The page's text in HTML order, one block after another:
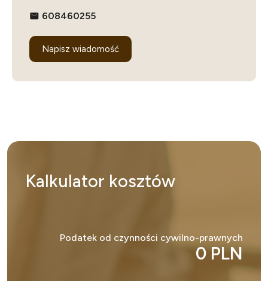
608460255
Napisz wiadomość
Kalkulator kosztów
Podatek od czynności cywilno-prawnych
0 PLN